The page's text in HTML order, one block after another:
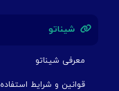
شیناتو
معرفی شیناتو
قوانین و شرایط استفاده